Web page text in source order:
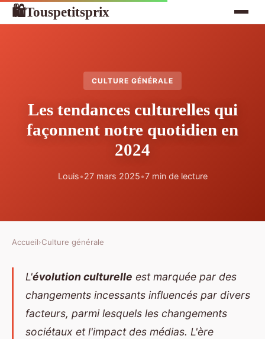
🛍Touspetitsprix
CULTURE GÉNÉRALE
Les tendances culturelles qui
façonnent notre quotidien en
2024
Louis•27 mars 2025•7 min de lecture
Accueil›Culture générale
L'évolution culturelle est marquée par des
changements incessants influencés par divers
facteurs, parmi lesquels les changements
sociétaux et l'impact des médias. L'ère